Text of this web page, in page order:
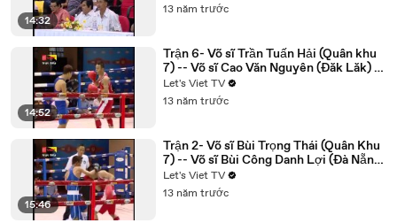
14:32
13 năm trước
14:52
Trận 6- Võ sĩ Trần Tuấn Hải (Quân khu
7) -- Võ sĩ Cao Văn Nguyên (Đăk Lăk) -
YouTube
Let's Viet TV
13 năm trước
15:46
Trận 2- Võ sĩ Bùi Trọng Thái (Quân Khu
7) -- Võ sĩ Bùi Công Danh Lợi (Đà Nẵng)
- YouTube
Let's Viet TV
13 năm trước